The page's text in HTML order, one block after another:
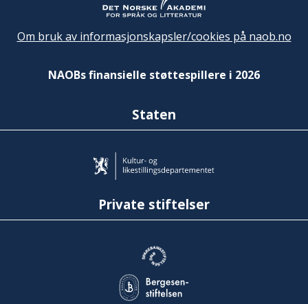
Om bruk av informasjonskapsler/cookies på naob.no
NAOBs finansielle støttespillere i 2026
Staten
Private stiftelser